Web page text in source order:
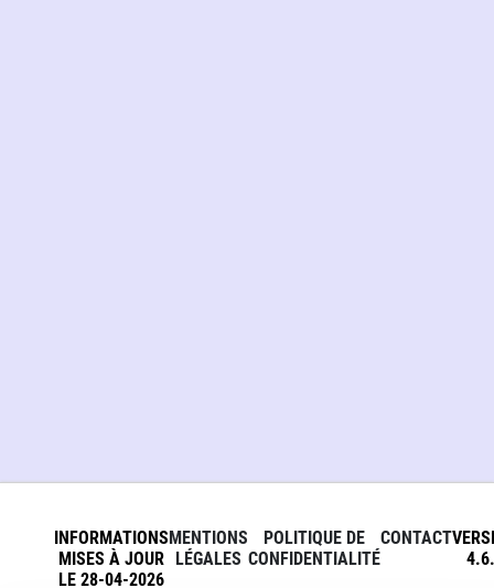
INFORMATIONS
MISES À JOUR
LE 28-04-2026
MENTIONS
LÉGALES
POLITIQUE DE
CONFIDENTIALITÉ
CONTACT